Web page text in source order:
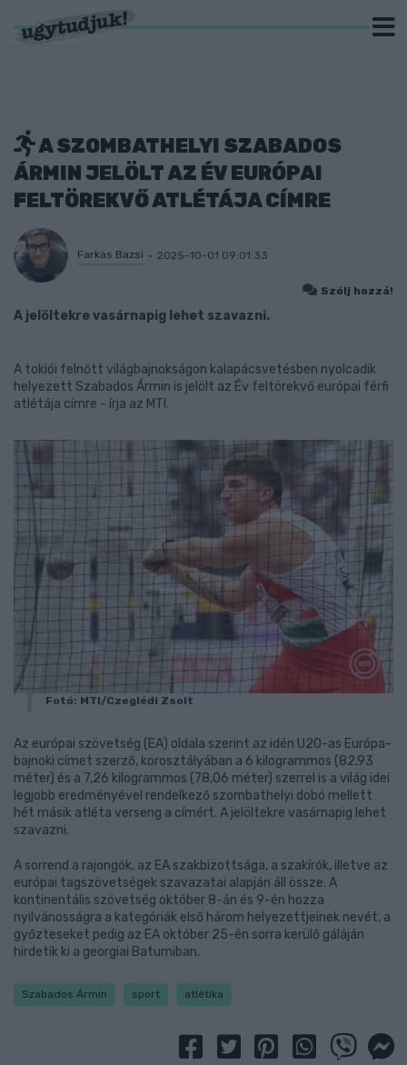
A SZOMBATHELYI SZABADOS
ÁRMIN JELÖLT AZ ÉV EURÓPAI
FELTÖREKVŐ ATLÉTÁJA CÍMRE
Farkas Bazsi 2025-10-01 09:01:33
Szólj hozzá!
A jelöltekre vasárnapig lehet szavazni.
A tokiói felnőtt világbajnokságon kalapácsvetésben nyolcadik
helyezett Szabados Ármin is jelölt az Év feltörekvő európai férfi
atlétája címre - írja az MTI.
Fotó: MTI/Czeglédi Zsolt
Az európai szövetség (EA) oldala szerint az idén U20-as Európa-
bajnoki címet szerző, korosztályában a 6 kilogrammos (82,93
méter) és a 7,26 kilogrammos (78,06 méter) szerrel is a világ idei
legjobb eredményével rendelkező szombathelyi dobó mellett
hét másik atléta verseng a címért. A jelöltekre vasárnapig lehet
szavazni.
A sorrend a rajongók, az EA szakbizottsága, a szakírók, illetve az
európai tagszövetségek szavazatai alapján áll össze. A
kontinentális szövetség október 8-án és 9-én hozza
nyilvánosságra a kategóriák első három helyezettjeinek nevét, a
győzteseket pedig az EA október 25-én sorra kerülő gáláján
hirdetik ki a georgiai Batumiban.
Szabados Ármin sport atlétika